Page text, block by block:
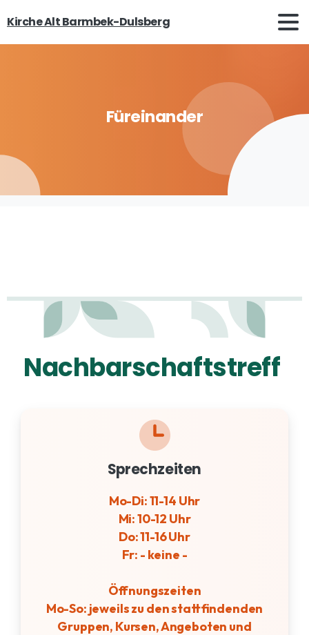
Kirche Alt Barmbek-Dulsberg
Füreinander
Sprechzeiten
Mo-Di: 11-14 Uhr
Mi: 10-12 Uhr
Do: 11-16 Uhr
Fr: - keine -
Öffnungszeiten
Mo-So: jeweils zu den stattfindenden
Gruppen, Kursen, Angeboten und